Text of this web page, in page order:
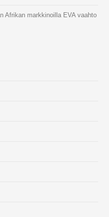
Afrikan markkinoilla EVA vaahto